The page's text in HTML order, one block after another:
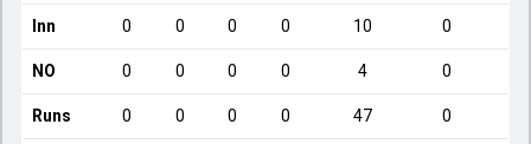
Inn 0 0 0 0 10 0
NO 0 0 0 0 4 0
Runs 0 0 0 0 47 0